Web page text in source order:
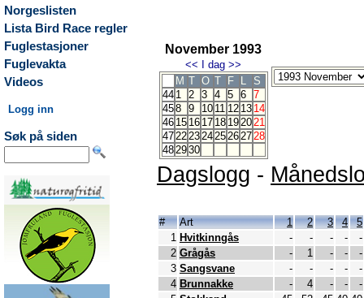
Norgeslisten
Lista Bird Race regler
Fuglestasjoner
Fuglevakta
Videos
Logg inn
Søk på siden
November 1993
<< I dag >>
M T O T F L
S
44 1 2 3 4 5 6 7
458 9 10 11 12 13 14
46 15 16 17 18 192021
4722232425262728
482930
Dagslogg -
# Art 1 2 3 4
5
1 Hvitkinngås - - - -
-
2 Grågås - 1 - -
-
3 Sangsvane - - - -
-
4 Brunnakke - 4 - -
-